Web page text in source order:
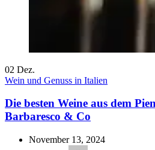
02 Dez.
Wein und Genuss in Italien
Die besten Weine aus dem
Barbaresco & Co
November 13, 2024